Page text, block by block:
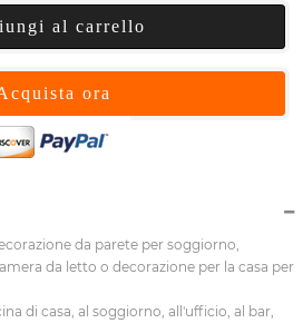
al carrello
ora
da parete per soggiorno,
da letto o decorazione per la casa per
di casa, al soggiorno, all'ufficio, al bar,